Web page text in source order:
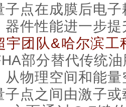
子点在成膜后电
器件性能进一步
宇团队&哈尔滨工
部分替代传统
从物理空间和能
子点之间由激子